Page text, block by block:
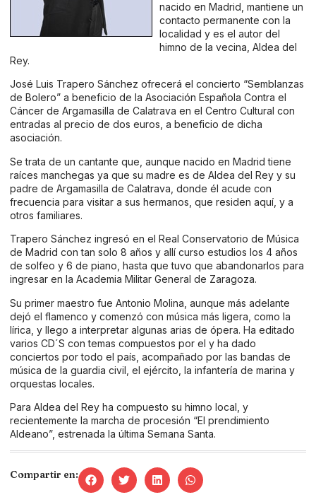
nacido en Madrid, mantiene un
contacto permanente con la
localidad y es el autor del
himno de la vecina, Aldea del
Rey.
José Luis Trapero Sánchez ofrecerá el concierto “Semblanzas
de Bolero” a beneficio de la Asociación Española Contra el
Cáncer de Argamasilla de Calatrava en el Centro Cultural con
entradas al precio de dos euros, a beneficio de dicha
asociación.
Se trata de un cantante que, aunque nacido en Madrid tiene
raíces manchegas ya que su madre es de Aldea del Rey y su
padre de Argamasilla de Calatrava, donde él acude con
frecuencia para visitar a sus hermanos, que residen aquí, y a
otros familiares.
Trapero Sánchez ingresó en el Real Conservatorio de Música
de Madrid con tan solo 8 años y allí curso estudios los 4 años
de solfeo y 6 de piano, hasta que tuvo que abandonarlos para
ingresar en la Academia Militar General de Zaragoza.
Su primer maestro fue Antonio Molina, aunque más adelante
dejó el flamenco y comenzó con música más ligera, como la
lírica, y llego a interpretar algunas arias de ópera. Ha editado
varios CD´S con temas compuestos por el y ha dado
conciertos por todo el país, acompañado por las bandas de
música de la guardia civil, el ejército, la infantería de marina y
orquestas locales.
Para Aldea del Rey ha compuesto su himno local, y
recientemente la marcha de procesión “El prendimiento
Aldeano”, estrenada la última Semana Santa.
Compartir en: